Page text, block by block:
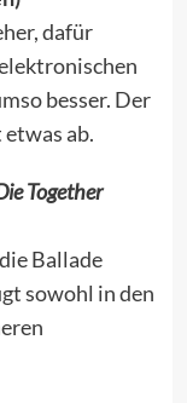
dafür
besser. Der
ab.
Together
Ballade
sowohl in den